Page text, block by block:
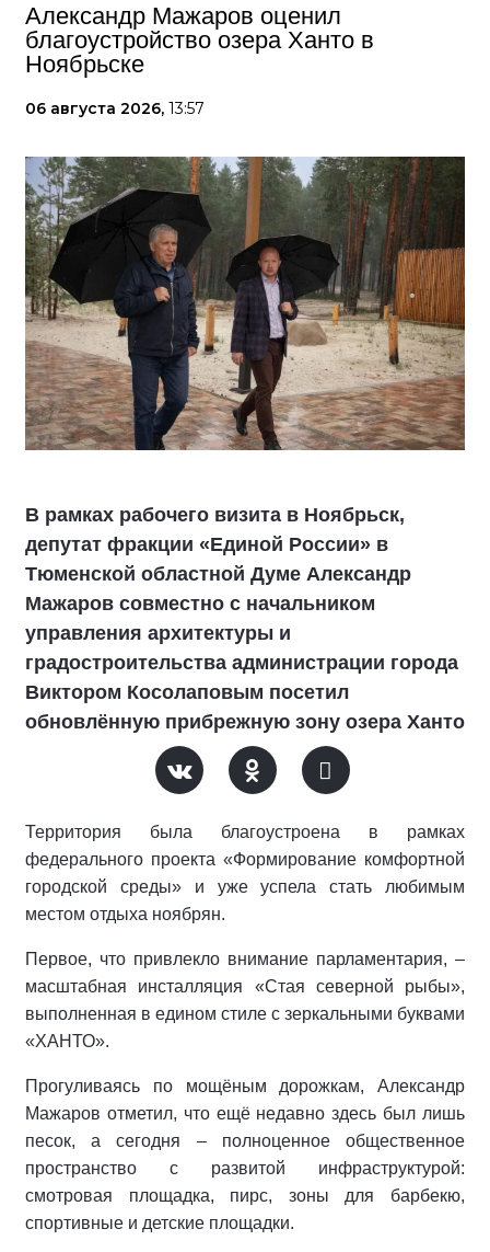
Александр Мажаров оценил
благоустройство озера Ханто в
Ноябрьске
06 августа 2026, 13:57
В рамках рабочего визита в Ноябрьск,
депутат фракции «Единой России» в
Тюменской областной Думе Александр
Мажаров совместно с начальником
управления архитектуры и
градостроительства администрации города
Виктором Косолаповым посетил
обновлённую прибрежную зону озера Ханто
Территория была благоустроена в рамках
федерального проекта «Формирование комфортной
городской среды» и уже успела стать любимым
местом отдыха ноябрян.
Первое, что привлекло внимание парламентария, –
масштабная инсталляция «Стая северной рыбы»,
выполненная в едином стиле с зеркальными буквами
«ХАНТО».
Прогуливаясь по мощёным дорожкам, Александр
Мажаров отметил, что ещё недавно здесь был лишь
песок, а сегодня – полноценное общественное
пространство с развитой инфраструктурой:
смотровая площадка, пирс, зоны для барбекю,
спортивные и детские площадки.